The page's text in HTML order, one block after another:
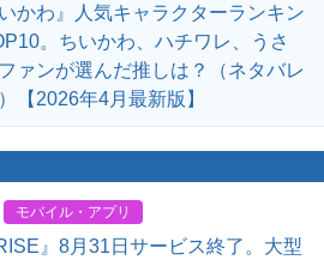
いかわ』人気キャラクターランキン
。ちいかわ、ハチワレ、うさ
ァンが選んだ推しは？（ネタバレ
【2026年4月最新版】
モバイル・アプリ
』8月31日サービス終了。大型